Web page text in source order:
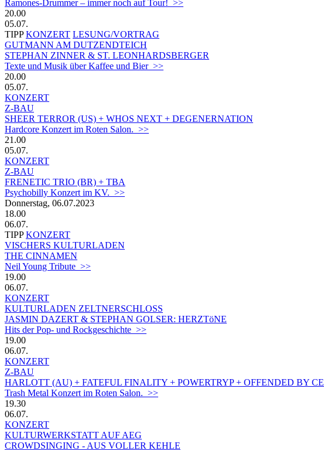
Ramones-Drummer – immer noch auf Tour! >>
20.00
05.07.
TIPP KONZERT LESUNG/VORTRAG
GUTMANN AM DUTZENDTEICH
STEPHAN ZINNER & ST. LEONHARDSBERGER
Texte und Musik über Kaffee und Bier >>
20.00
05.07.
KONZERT
Z-BAU
SHEER TERROR (US) + WHOS NEXT + DEGENERNATION
Hardcore Konzert im Roten Salon. >>
21.00
05.07.
KONZERT
Z-BAU
FRENETIC TRIO (BR) + TBA
Psychobilly Konzert im KV. >>
Donnerstag, 06.07.2023
18.00
06.07.
TIPP KONZERT
VISCHERS KULTURLADEN
THE CINNAMEN
Neil Young Tribute >>
19.00
06.07.
KONZERT
KULTURLADEN ZELTNERSCHLOSS
JASMIN DAZERT & STEPHAN GOLSER: HERZTöNE
Hits der Pop- und Rockgeschichte >>
19.00
06.07.
KONZERT
Z-BAU
HARLOTT (AU) + FATEFUL FINALITY + POWERTRYP + OFFENDED BY CE
Trash Metal Konzert im Roten Salon. >>
19.30
06.07.
KONZERT
KULTURWERKSTATT AUF AEG
CROWDSINGING - AUS VOLLER KEHLE